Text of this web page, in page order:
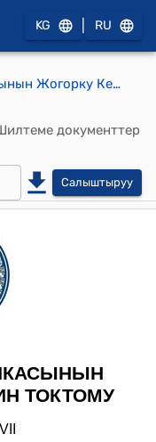
KG RU
Кыргыз Республикасынын Жогорку Кеңешинин 2023-жылдын 26-октябрындагы № 1547-VII "Террористтик ишти каржылоого жана кылмыштуу кирешелерди легалдаштырууга (адалдоого) каршы аракеттенүү жөнүндө" Кыргыз Республикасынын Мыйзамына өзгөртүүлөрдү киргизүү тууралуу" Кыргыз Республикасынын Мыйзамынын долбоорун биринчи окууда кабыл алуу жөнүндө" токтому
документтер
Салыштыруу